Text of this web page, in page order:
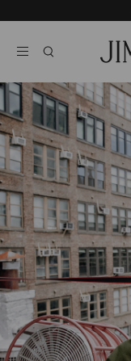
ン
に
キ
ッ
ス
ラ
ド
を
め
る